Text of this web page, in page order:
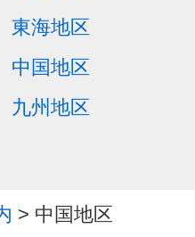
東海地区
中国地区
九州地区
> 中国地区